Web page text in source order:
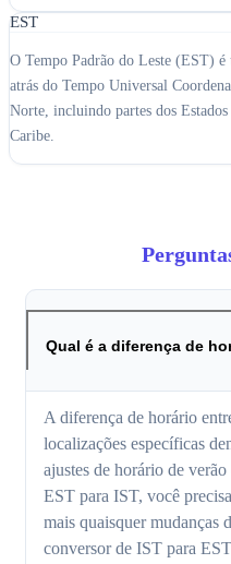
EST
O Tempo Padrão do Leste (EST)
atrás do Tempo Universal
Norte, incluindo partes dos
Caribe.
Qual é a diferença de
A diferença de horário
localizações específicas
ajustes de horário de
EST para IST, você
mais quaisquer mudanças
conversor de IST para